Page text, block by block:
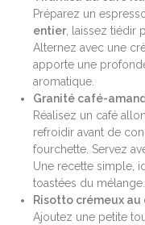
Préparez un
entier, laissez tiédir
Alternez avec une
apporte une
aromatique.
Granité café-
Réalisez un café
refroidir avant de
fourchette. Servez
Une recette simple,
toastées du mélange.
Risotto crémeux
Ajoutez une petite